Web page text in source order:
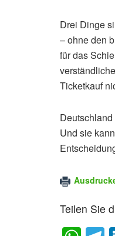
Drei Dinge
– ohne den
für das
Ticketkauf
Und sie
Teilen Sie